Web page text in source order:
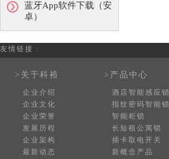
蓝牙App软件下载（安
卓）
友情链接 :
>关于科裕
企业介绍
企业文化
企业荣誉
发展历程
企业架构
最新动态
>产品中心
酒店智能感应锁
指纹密码智能锁
智能柜锁
长短租公寓锁
插卡取电开关
新概念产品